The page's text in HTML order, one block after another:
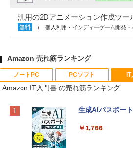
汎用の2Dアニメーション作成ツー
無料 （（個人利用・インディーゲーム開発・
Amazon 売れ筋ランキング
ノートPC
Apple 2026
e Intelligence、
PCソフト
Robloxギフトカ
インゲームコー
Amazon IT入門書 の売れ筋ランキング
生成AIパスポー
￥1,766